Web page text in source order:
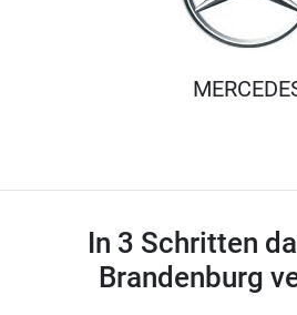
In 3 Schritten
Brandenburg